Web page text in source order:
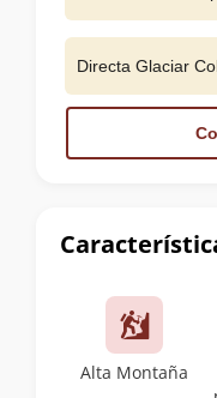
Alta Montaña
Directa Glaciar